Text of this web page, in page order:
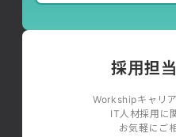
採用担
Workshipキャリ
IT人材採用に
お気軽にご